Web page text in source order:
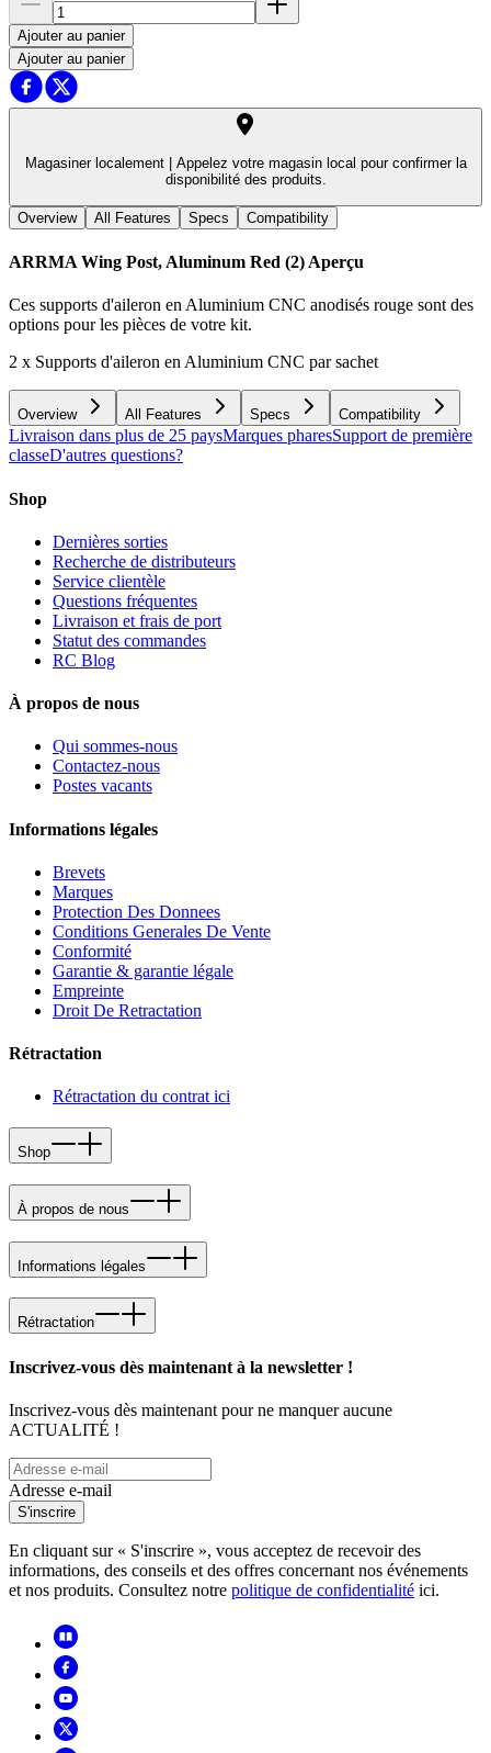
Ajouter au panier
Ajouter au panier
Magasiner localement |
Appelez votre magasin local pour confirmer la
disponibilité des produits.
Overview All Features Specs Compatibility
ARRMA Wing Post, Aluminum Red (2) Aperçu
Ces supports d'aileron en Aluminium CNC anodisés rouge sont des
options pour les pièces de votre kit.
2 x Supports d'aileron en Aluminium CNC par sachet
Overview All Features Specs Compatibility
Livraison dans plus de 25 paysMarques pharesSupport de première
classeD'autres questions?
Shop
Dernières sorties
Recherche de distributeurs
Service clientèle
Questions fréquentes
Livraison et frais de port
Statut des commandes
RC Blog
À propos de nous
Qui sommes-nous
Contactez-nous
Postes vacants
Informations légales
Brevets
Marques
Protection Des Donnees
Conditions Generales De Vente
Conformité
Garantie & garantie légale
Empreinte
Droit De Retractation
Rétractation
Rétractation du contrat ici
Shop
À propos de nous
Informations légales
Rétractation
Inscrivez-vous dès maintenant à la newsletter !
Inscrivez-vous dès maintenant pour ne manquer aucune
ACTUALITÉ !
Adresse e-mail
S'inscrire
En cliquant sur « S'inscrire », vous acceptez de recevoir des
informations, des conseils et des offres concernant nos événements
et nos produits. Consultez notre politique de confidentialité ici.